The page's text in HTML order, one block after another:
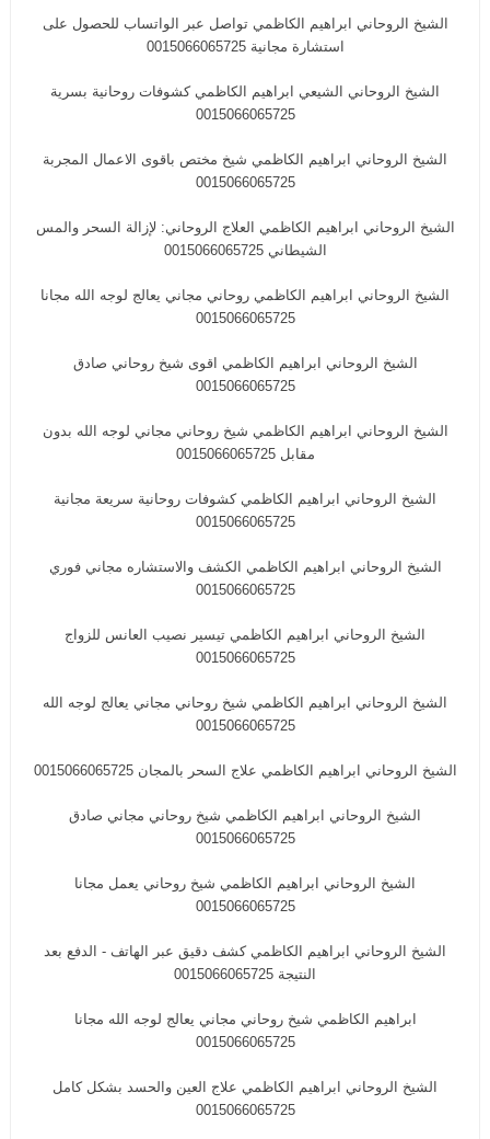
الشيخ الروحاني ابراهيم الكاظمي تواصل عبر الواتساب للحصول على
استشارة مجانية 0015066065725
الشيخ الروحاني الشيعي ابراهيم الكاظمي كشوفات روحانية بسرية
0015066065725
الشيخ الروحاني ابراهيم الكاظمي شيخ مختص باقوى الاعمال المجربة
0015066065725
الشيخ الروحاني ابراهيم الكاظمي العلاج الروحاني: لإزالة السحر والمس
الشيطاني 0015066065725
الشيخ الروحاني ابراهيم الكاظمي روحاني مجاني يعالج لوجه الله مجانا
0015066065725
الشيخ الروحاني ابراهيم الكاظمي اقوى شيخ روحاني صادق
0015066065725
الشيخ الروحاني ابراهيم الكاظمي شيخ روحاني مجاني لوجه الله بدون
مقابل 0015066065725
الشيخ الروحاني ابراهيم الكاظمي كشوفات روحانية سريعة مجانية
0015066065725
الشيخ الروحاني ابراهيم الكاظمي الكشف والاستشاره مجاني فوري
0015066065725
الشيخ الروحاني ابراهيم الكاظمي تيسير نصيب العانس للزواج
0015066065725
الشيخ الروحاني ابراهيم الكاظمي شيخ روحاني مجاني يعالج لوجه الله
0015066065725
الشيخ الروحاني ابراهيم الكاظمي علاج السحر بالمجان 0015066065725
الشيخ الروحاني ابراهيم الكاظمي شيخ روحاني مجاني صادق
0015066065725
الشيخ الروحاني ابراهيم الكاظمي شيخ روحاني يعمل مجانا
0015066065725
الشيخ الروحاني ابراهيم الكاظمي كشف دقيق عبر الهاتف - الدفع بعد
النتيجة 0015066065725
‎ابراهيم الكاظمي شيخ روحاني مجاني يعالج لوجه الله مجانا
0015066065725
الشيخ الروحاني ابراهيم الكاظمي علاج العين والحسد بشكل كامل
0015066065725